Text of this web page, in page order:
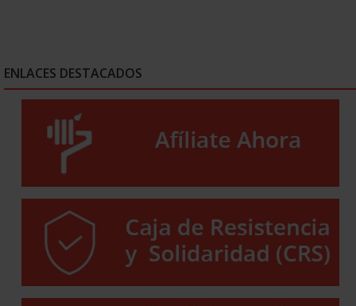
ENLACES DESTACADOS